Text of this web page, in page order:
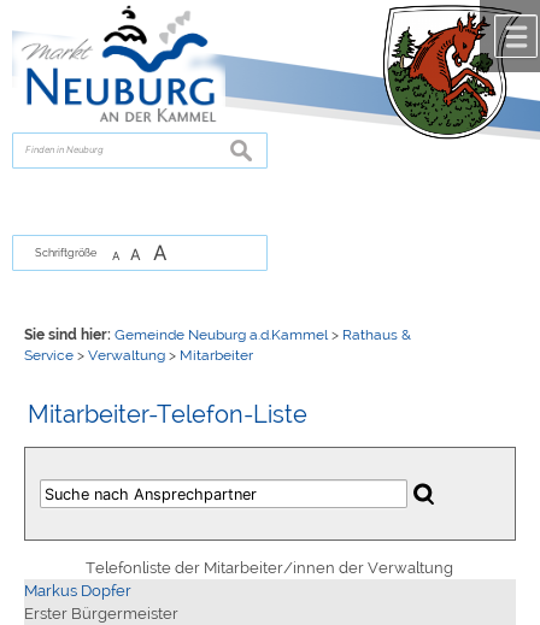
zur Navigationoder
springen.
suchen
Schriftgröße A A A
Sie sind hier: Gemeinde Neuburg a.d.Kammel > Rathaus &
Service> Verwaltung> Mitarbeiter
Mitarbeiter-Telefon-Liste
Telefonliste der Mitarbeiter/innen der Verwaltung
Markus Dopfer
Erster Bürgermeister